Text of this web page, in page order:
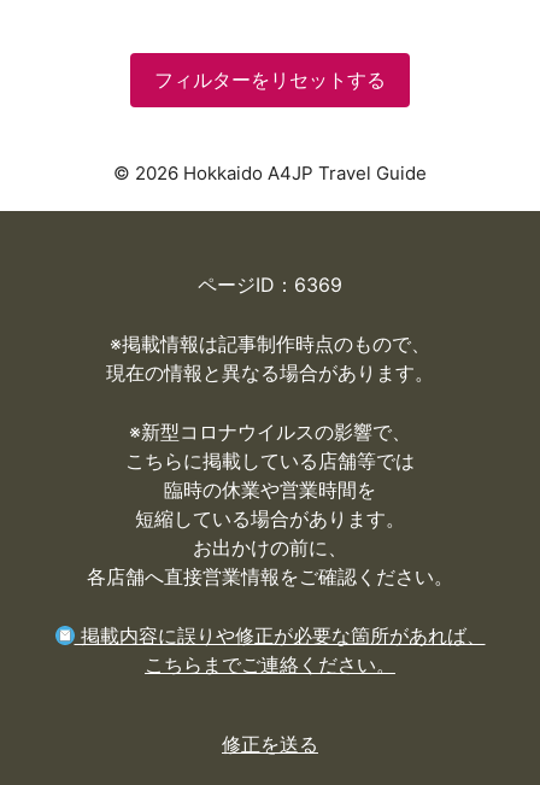
フィルターをリセットする
© 2026 Hokkaido A4JP Travel Guide
ページID：6369
※掲載情報は記事制作時点のもので、
現在の情報と異なる場合があります。
※新型コロナウイルスの影響で、
こちらに掲載している店舗等では
臨時の休業や営業時間を
短縮している場合があります。
お出かけの前に、
各店舗へ直接営業情報をご確認ください。
掲載内容に誤りや修正が必要な箇所があれば、
こちらまでご連絡ください。
修正を送る